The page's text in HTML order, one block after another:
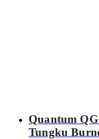
Quantum
Tungku